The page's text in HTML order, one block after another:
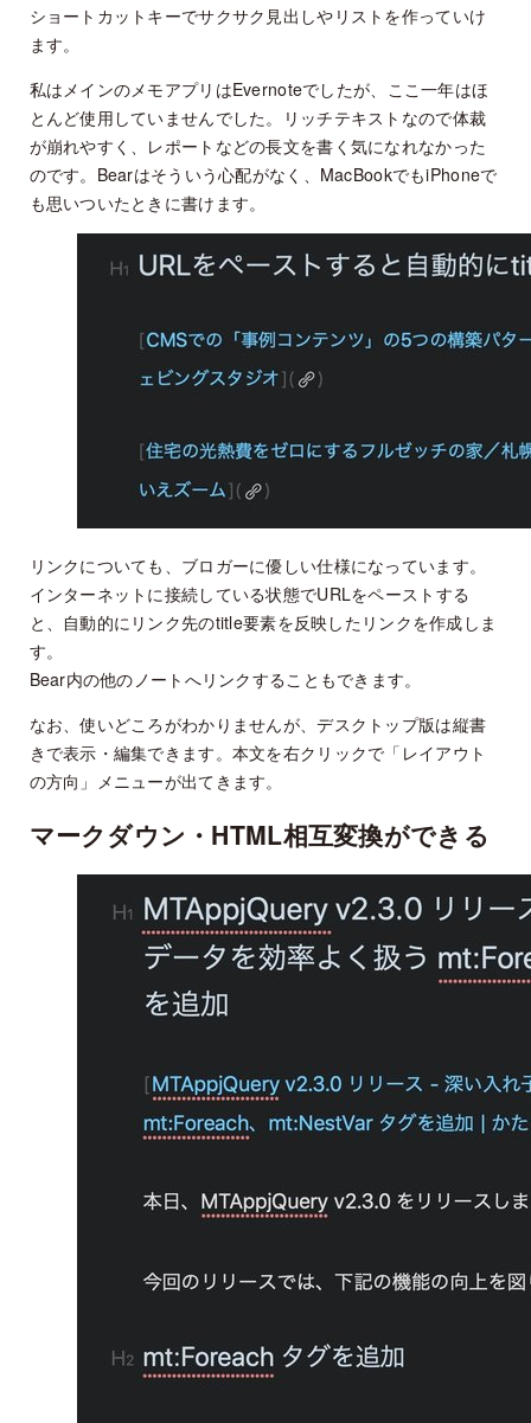
ショートカットキーでサクサク見出しやリストを作っていけ
ます。
私はメインのメモアプリはEvernoteでしたが、ここ一年はほ
とんど使用していませんでした。リッチテキストなので体裁
が崩れやすく、レポートなどの長文を書く気になれなかった
のです。Bearはそういう心配がなく、MacBookでもiPhoneで
も思いついたときに書けます。
リンクについても、ブロガーに優しい仕様になっています。
インターネットに接続している状態でURLをペーストする
と、自動的にリンク先のtitle要素を反映したリンクを作成しま
す。
Bear内の他のノートへリンクすることもできます。
なお、使いどころがわかりませんが、デスクトップ版は縦書
きで表示・編集できます。本文を右クリックで「レイアウト
の方向」メニューが出てきます。
マークダウン・HTML相互変換ができる